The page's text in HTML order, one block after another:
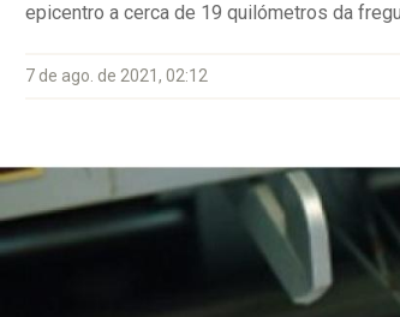
epicentro a cerca de 19 quilómetros da
7 de ago. de 2021, 02:12